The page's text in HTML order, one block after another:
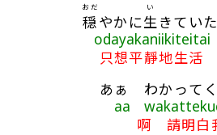
穏
おだ
やかに生
い
きてい
只想平靜地生活
あぁ わかって
aa
啊 請明白